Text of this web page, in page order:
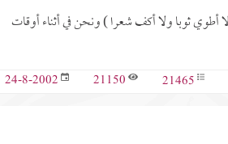
ثوبا ولا أكف شعرا ) ونحن في أثناء أوقات
21465
21150
24-8-2002